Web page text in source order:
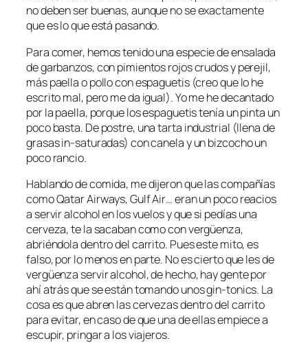
no deben ser buenas, aunque no se exactamente
que es lo que está pasando.
Para comer, hemos tenido una especie de ensalada
de garbanzos, con pimientos rojos crudos y perejil,
más paella o pollo con espaguetis (creo que lo he
escrito mal, pero me da igual). Yo me he decantado
por la paella, porque los espaguetis tenía un pinta un
poco basta. De postre, una tarta industrial (llena de
grasas in-saturadas) con canela y un bizcocho un
poco rancio.
Hablando de comida, me dijeron que las compañías
como Qatar Airways, Gulf Air… eran un poco reacios
a servir alcohol en los vuelos y que si pedías una
cerveza, te la sacaban como con vergüenza,
abriéndola dentro del carrito. Pues este mito, es
falso, por lo menos en parte. No es cierto que les de
vergüenza servir alcohol, de hecho, hay gente por
ahí atrás que se están tomando unos gin-tonics. La
cosa es que abren las cervezas dentro del carrito
para evitar, en caso de que una de ellas empiece a
escupir, pringar a los viajeros.